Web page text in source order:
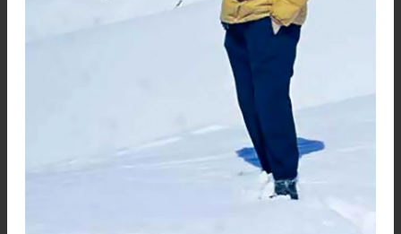
Allí prestó sus servicios tanto docentes
prácticos al gobierno de ese lejano país; sus
alegres por sus logros, pero tristes por
despedida lo acompañaron desde Perpiñán,
el puerto, en donde su hijo se embarcaba en
nueva misión como profesional; esto los llenó
orgullo y satisfacción y de tristeza por